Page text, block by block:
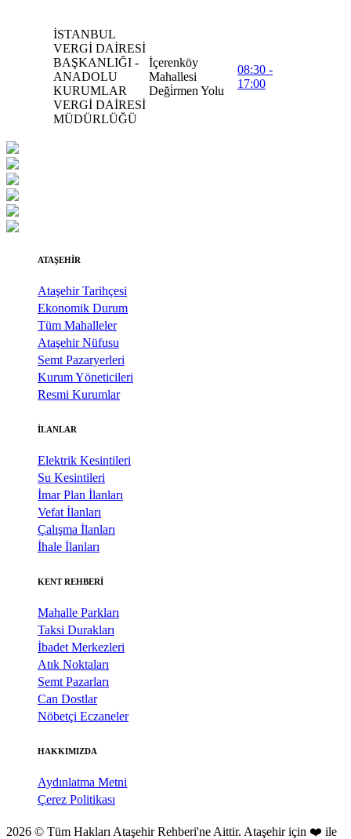
İSTANBUL
VERGİ DAİRESİ
BAŞKANLIĞI -
ANADOLU
KURUMLAR
VERGİ DAİRESİ
MÜDÜRLÜĞÜ
İçerenköy
Mahallesi
Deği̇rmen Yolu
08:30 -
17:00
ATAŞEHİR
Ataşehir Tarihçesi
Ekonomik Durum
Tüm Mahalleler
Ataşehir Nüfusu
Semt Pazaryerleri
Kurum Yöneticileri
Resmi Kurumlar
İLANLAR
Elektrik Kesintileri
Su Kesintileri
İmar Plan İlanları
Vefat İlanları
Çalışma İlanları
İhale İlanları
KENT REHBERİ
Mahalle Parkları
Taksi Durakları
İbadet Merkezleri
Atık Noktaları
Semt Pazarları
Can Dostlar
Nöbetçi Eczaneler
HAKKIMIZDA
Aydınlatma Metni
Çerez Politikası
2026 © Tüm Hakları Ataşehir Rehberi'ne Aittir. Ataşehir için ❤️ ile